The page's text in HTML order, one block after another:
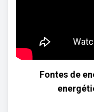
Fontes de